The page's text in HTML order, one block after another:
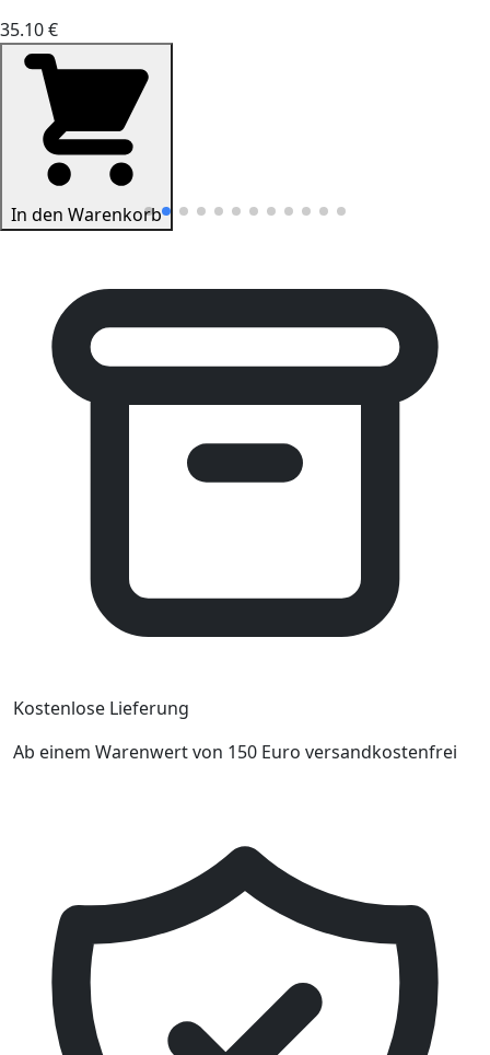
35.10 €
In den Warenkorb
Kostenlose Lieferung
Ab einem Warenwert von 150 Euro versandkostenfrei